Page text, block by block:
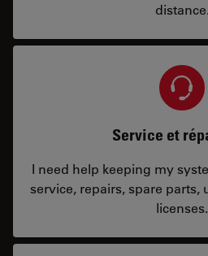
distance.
Service et
I need help keeping my
service, repairs, spare parts,
licenses.